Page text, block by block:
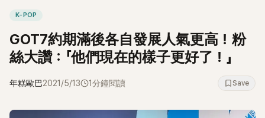
K-POP
GOT7約期滿後各自發展人氣更高！粉
絲大讚：「他們現在的樣子更好了！」
年糕歐巴2021/5/13 1分鐘閱讀 Save